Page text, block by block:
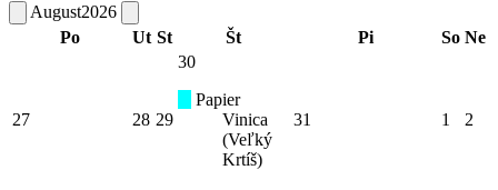
August2026
Po
Ut St Št Pi So Ne
27 28 29
30
Papier
Vinica
(Veľký
Krtíš)
31 1 2